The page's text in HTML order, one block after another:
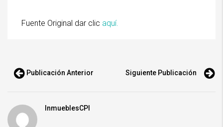
Fuente Original dar clic aquí.
Publicación Anterior Siguiente Publicación
InmueblesCPI